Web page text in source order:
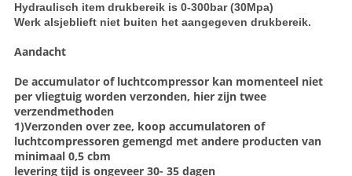
Hydraulisch item drukbereik is 0-300bar (30Mpa)
Werk alsjeblieft niet buiten het aangegeven drukbereik.
Aandacht
De accumulator of luchtcompressor kan momenteel niet
per vliegtuig worden verzonden, hier zijn twee
verzendmethoden
1)Verzonden over zee, koop accumulatoren of
luchtcompressoren gemengd met andere producten van
minimaal 0,5 cbm
leveringtijd is ongeveer 30- 35 dagen